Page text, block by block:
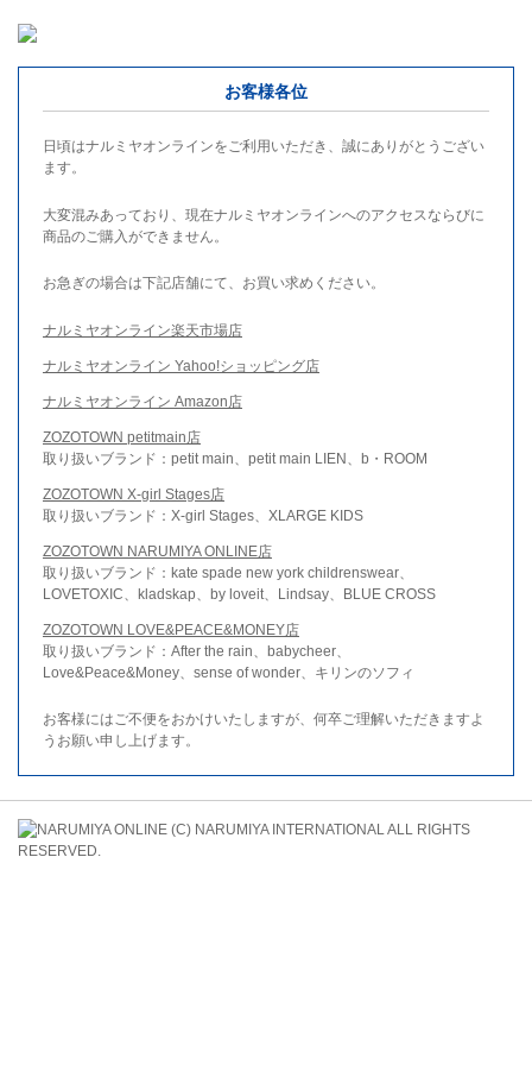
お客様各位
日頃はナルミヤオンラインをご利用いただき、誠にありがとうござい
ます。
大変混みあっており、現在ナルミヤオンラインへのアクセスならびに
商品のご購入ができません。
お急ぎの場合は下記店舗にて、お買い求めください。
ナルミヤオンライン楽天市場店
ナルミヤオンライン Yahoo!ショッピング店
ナルミヤオンライン Amazon店
ZOZOTOWN petitmain店
取り扱いブランド：petit main、petit main LIEN、b・ROOM
ZOZOTOWN X-girl Stages店
取り扱いブランド：X-girl Stages、XLARGE KIDS
ZOZOTOWN NARUMIYA ONLINE店
取り扱いブランド：kate spade new york childrenswear、
LOVETOXIC、kladskap、by loveit、Lindsay、BLUE CROSS
ZOZOTOWN LOVE&PEACE&MONEY店
取り扱いブランド：After the rain、babycheer、
Love&Peace&Money、sense of wonder、キリンのソフィ
お客様にはご不便をおかけいたしますが、何卒ご理解いただきますよ
うお願い申し上げます。